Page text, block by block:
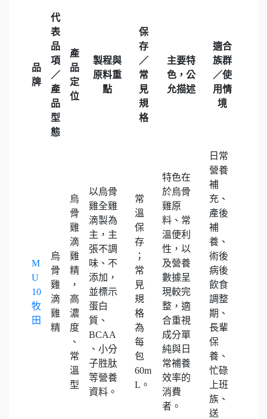
品
牌
代
表
品
項
／
產
品
型
態
產
品
定
位
製程與
原料重
點
保
存
／
常
見
規
格
主要特
色，公
允描述
適合
族群
／使
用情
境
M
U
10
牧
田
烏
骨
雞
滴
雞
精
烏
骨
雞
滴
雞
精
，
高
濃
度
、
常
溫
型
以烏骨
雞全雞
滴製為
主，主
張不調
味、不
添加，
並標示
蛋白
質、
BCAA
、小分
子胜肽
等營養
資料。
常
溫
保
存
；
常
見
規
格
為
每
包
60m
L。
特色在
於烏骨
雞原
料、常
溫便利
性，以
及營養
數據呈
現較完
整，適
合重視
成分單
純與日
常補養
效率的
消費
者。
日常
營養
補
充、
產後
補
養、
術後
病後
飲食
調整
期、
長輩
保
養、
忙碌
上班
族、
送